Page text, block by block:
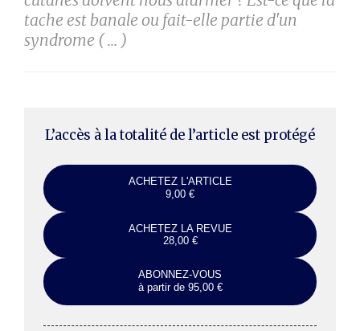
tache est banale ou fait-elle partie d'un
syndrome ( ... )
L’accès à la totalité de l’article est protégé
ACHETEZ L'ARTICLE
9,00 €
ACHETEZ LA REVUE
28,00 €
ABONNEZ-VOUS
à partir de 95,00 €